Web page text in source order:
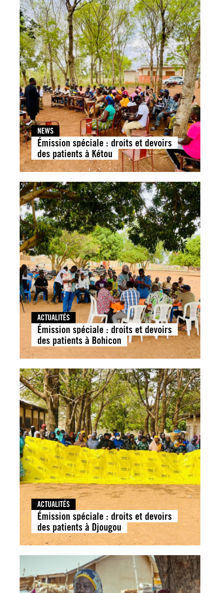
NEWS
Émission spéciale : droits et devoirs
des patients à Kétou
ACTUALITÉS
Émission spéciale : droits et devoirs
des patients à Bohicon
ACTUALITÉS
Émission spéciale : droits et devoirs
des patients à Djougou